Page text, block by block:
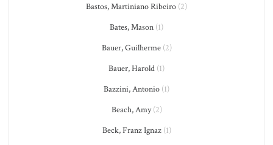
Bastos, Martiniano Ribeiro (2)
Bates, Mason (1)
Bauer, Guilherme(2)
Bauer, Harold (1)
Bazzini, Antonio (1)
Beach, Amy(2)
Beck, Franz Ignaz(1)